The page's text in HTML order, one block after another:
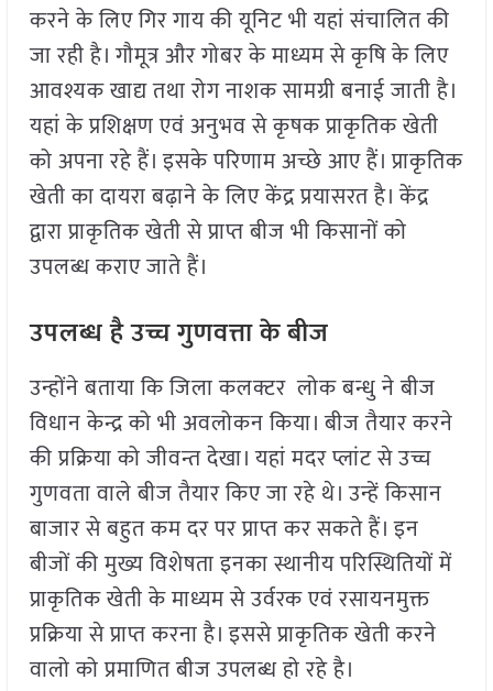
करने के लिए गिर गाय की यूनिट भी यहां संचालित की
जा रही है। गौमूत्र और गोबर के माध्यम से कृषि के लिए
आवश्यक खाद्य तथा रोग नाशक सामग्री बनाई जाती है।
यहां के प्रशिक्षण एवं अनुभव से कृषक प्राकृतिक खेती
को अपना रहे हैं। इसके परिणाम अच्छे आए हैं। प्राकृतिक
खेती का दायरा बढ़ाने के लिए केंद्र प्रयासरत है। केंद्र
द्वारा प्राकृतिक खेती से प्राप्त बीज भी किसानों को
उपलब्ध कराए जाते हैं।
उपलब्ध है उच्च गुणवत्ता के बीज
उन्होंने बताया कि जिला कलक्टर लोक बन्धु ने बीज
विधान केन्द्र को भी अवलोकन किया। बीज तैयार करने
की प्रक्रिया को जीवन्त देखा। यहां मदर प्लांट से उच्च
गुणवता वाले बीज तैयार किए जा रहे थे। उन्हें किसान
बाजार से बहुत कम दर पर प्राप्त कर सकते हैं। इन
बीजों की मुख्य विशेषता इनका स्थानीय परिस्थितियों में
प्राकृतिक खेती के माध्यम से उर्वरक एवं रसायनमुक्त
प्रक्रिया से प्राप्त करना है। इससे प्राकृतिक खेती करने
वालो को प्रमाणित बीज उपलब्ध हो रहे है।